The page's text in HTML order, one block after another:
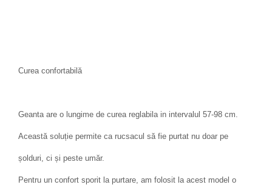
Curea confortabilă
Geanta are o lungime de curea reglabila in intervalul 57-98 cm.
Această soluție permite ca rucsacul să fie purtat nu doar pe
șolduri, ci și peste umăr.
Pentru un confort sporit la purtare, am folosit la acest model o